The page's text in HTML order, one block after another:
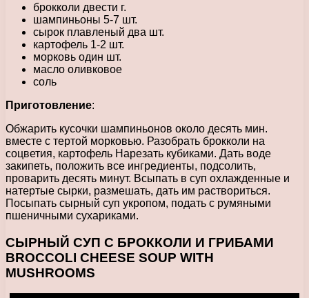
брокколи двести г.
шампиньоны 5-7 шт.
сырок плавленый два шт.
картофель 1-2 шт.
морковь один шт.
масло оливковое
соль
Приготовление:
Обжарить кусочки шампиньонов около десять мин.
вместе с тертой морковью. Разобрать брокколи на
соцветия, картофель Нарезать кубиками. Дать воде
закипеть, положить все ингредиенты, подсолить,
проварить десять минут. Всыпать в суп охлажденные и
натертые сырки, размешать, дать им раствориться.
Посыпать сырный суп укропом, подать с румяными
пшеничными сухариками.
СЫРНЫЙ СУП С БРОККОЛИ И ГРИБАМИ
BROCCOLI CHEESE SOUP WITH
MUSHROOMS